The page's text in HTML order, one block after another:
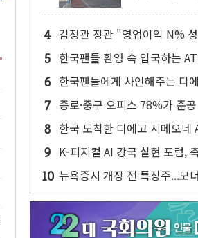
김정관 장관 "영업이익 N%
반대…상법·자본시장법 개정
한국팬들 환영 속 입국하는
리드
한국팬들에게 사인해주는 디
메오네 감독
종로·중구 오피스 78%가 준
이상…리뉴얼이 경쟁력 가른다
한국 도착한 디에고 시메오네
드리드 감독
K-피지컬 AI 강국 실현 포럼,
는 한병도
뉴욕증시 개장 전 특징주...모
이온큐·도어대시↑ VS 샌디스
그마·앱러빈↓